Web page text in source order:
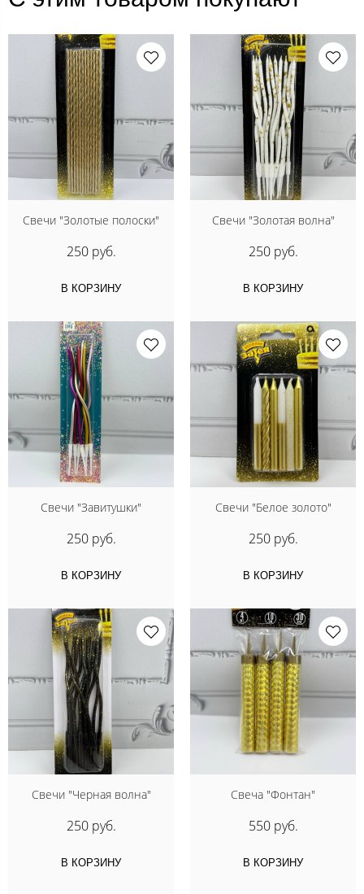
Свечи "Золотые полоски"
250 руб.
В КОРЗИНУ
Свечи "Золотая волна"
250 руб.
В КОРЗИНУ
Свечи "Завитушки"
250 руб.
В КОРЗИНУ
Свечи "Белое золото"
250 руб.
В КОРЗИНУ
Свечи "Черная волна"
250 руб.
В КОРЗИНУ
Свеча "Фонтан"
550 руб.
В КОРЗИНУ